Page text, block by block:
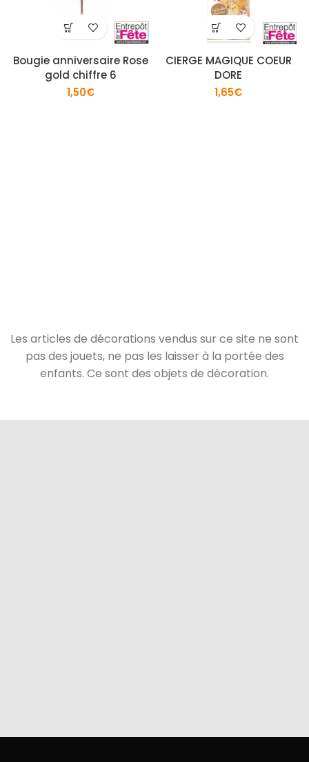
Bougie anniversaire Rose
gold chiffre 6
1,50€
CIERGE MAGIQUE COEUR
DORE
1,65€
Les articles de décorations vendus sur ce site ne sont
pas des jouets, ne pas les laisser à la portée des
enfants. Ce sont des objets de décoration.